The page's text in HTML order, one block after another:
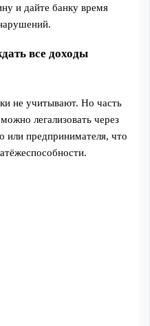
и дайте банку время
все доходы
не учитывают. Но часть
легализовать через
или предпринимателя, что